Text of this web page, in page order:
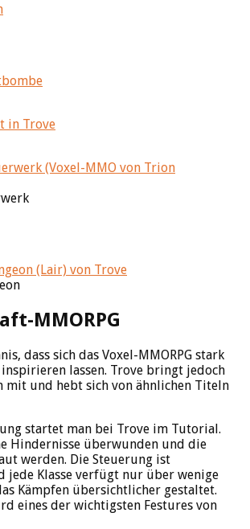
MMORPG
dass sich das Voxel-MMORPG stark
lassen. Trove bringt jedoch
mit und hebt sich von ähnlichen Titeln
startet man bei Trove im Tutorial.
Hindernisse überwunden und die
werden. Die Steuerung ist
jede Klasse verfügt nur über wenige
Kämpfen übersichtlicher gestaltet.
eines der wichtigsten Festures von